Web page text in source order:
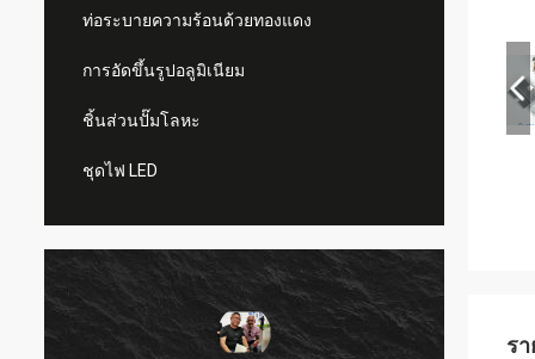
ท่อระบายความร้อนด้วยทองแดง
การอัดขึ้นรูปอลูมิเนียม
ชิ้นส่วนปั๊มโลหะ
ชุดไฟ LED
ร